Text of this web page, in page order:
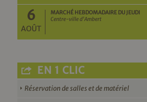
6
AOÛT
MARCHÉ HEBDOMADAIRE DU JEUDI
Centre-ville d'Ambert
EN 1 CLIC
Réservation de salles et de matériel